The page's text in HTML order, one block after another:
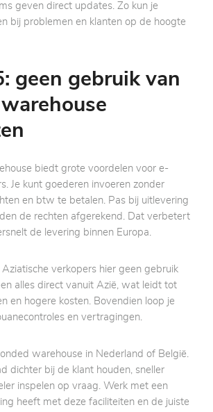
geven direct updates. Zo kun je
bij problemen en klanten op de hoogte
geen gebruik van
biedt grote voordelen voor e-
Je kunt goederen invoeren zonder
en btw te betalen. Pas bij uitlevering
de rechten afgerekend. Dat verbetert
de levering binnen Europa.
Aziatische verkopers hier geen gebruik
alles direct vanuit Azië, wat leidt tot
en hogere kosten. Bovendien loop je
en vertragingen.
warehouse in Nederland of België.
dichter bij de klant houden, sneller
inspelen op vraag. Werk met een
heeft met deze faciliteiten en de juiste